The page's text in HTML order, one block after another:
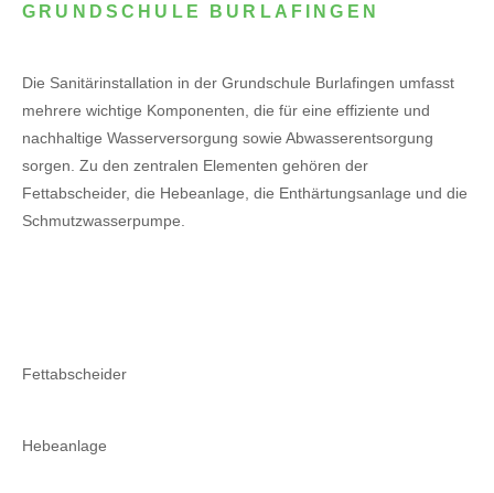
GRUNDSCHULE BURLAFINGEN
Die Sanitärinstallation in der Grundschule Burlafingen umfasst
mehrere wichtige Komponenten, die für eine effiziente und
nachhaltige Wasserversorgung sowie Abwasserentsorgung
sorgen. Zu den zentralen Elementen gehören der
Fettabscheider, die Hebeanlage, die Enthärtungsanlage und die
Schmutzwasserpumpe.
Fettabscheider
Hebeanlage